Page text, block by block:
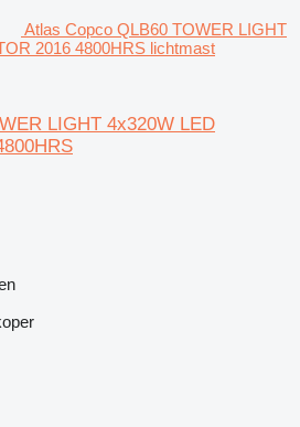
Atlas Copco QLB60 TOWER LIGHT
2016 4800HRS lichtmast
LIGHT 4x320W LED